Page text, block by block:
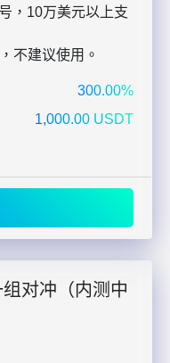
，10万美元以上支
不建议使用。
300.00%
1,000.00 USDT
对冲（内测中